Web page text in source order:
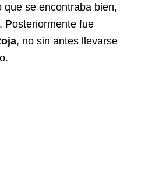
que se encontraba bien,
Posteriormente fue
, no sin antes llevarse